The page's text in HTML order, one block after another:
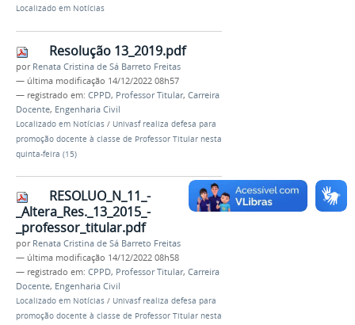
Localizado em Notícias
Resolução 13_2019.pdf
por Renata Cristina de Sá Barreto Freitas
— última modificação 14/12/2022 08h57
— registrado em: CPPD, Professor Titular, Carreira
Docente, Engenharia Civil
Localizado em Notícias / Univasf realiza defesa para
promoção docente à classe de Professor Titular nesta
quinta-feira (15)
RESOLUO_N_11_-
_Altera_Res._13_2015_-
_professor_titular.pdf
por Renata Cristina de Sá Barreto Freitas
— última modificação 14/12/2022 08h58
— registrado em: CPPD, Professor Titular, Carreira
Docente, Engenharia Civil
Localizado em Notícias / Univasf realiza defesa para
promoção docente à classe de Professor Titular nesta